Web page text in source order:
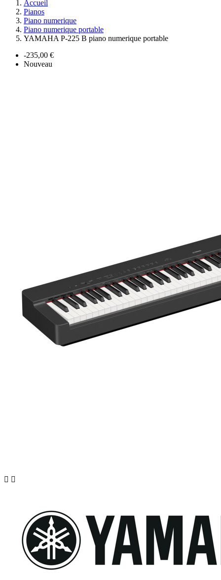
Accueil
Pianos
Piano numerique
Piano numerique portable
YAMAHA P-225 B piano numerique portable
-235,00 €
Nouveau
 